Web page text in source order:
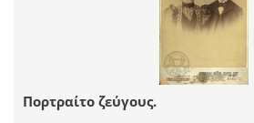
Πορτραίτο ζεύγους.